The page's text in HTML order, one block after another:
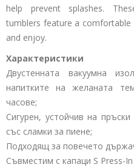
help prevent splashes.
tumblers feature a
and enjoy.
Характеристики
Двустенната вакуумна
напитките на желаната
часове;
Сигурен, устойчив на
със сламки за пиене;
Подходящ за повечето
Съвместим с капаци S Press-